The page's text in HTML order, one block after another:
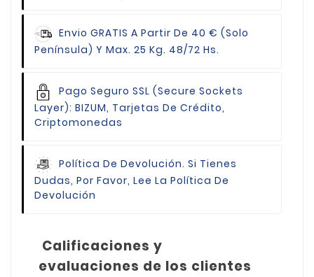
Envio GRATIS A Partir De 40 € (Solo
Península) Y Max. 25 Kg. 48/72 Hs.
Pago Seguro SSL (Secure Sockets
Layer): BIZUM, Tarjetas De Crédito,
Criptomonedas
Política De Devolución. Si Tienes
Dudas, Por Favor, Lee La Política De
Devolución
Calificaciones y
evaluaciones de los clientes